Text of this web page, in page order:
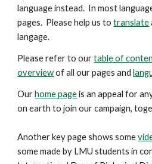
language instead. In most
pages. Please help us totranslate
langage.
Please refer to ourtable of
overviewof all our pages and
Ourhome pageis an appeal for
on earth to join our campaign,
Another keypageshows some
some made by LMU students in